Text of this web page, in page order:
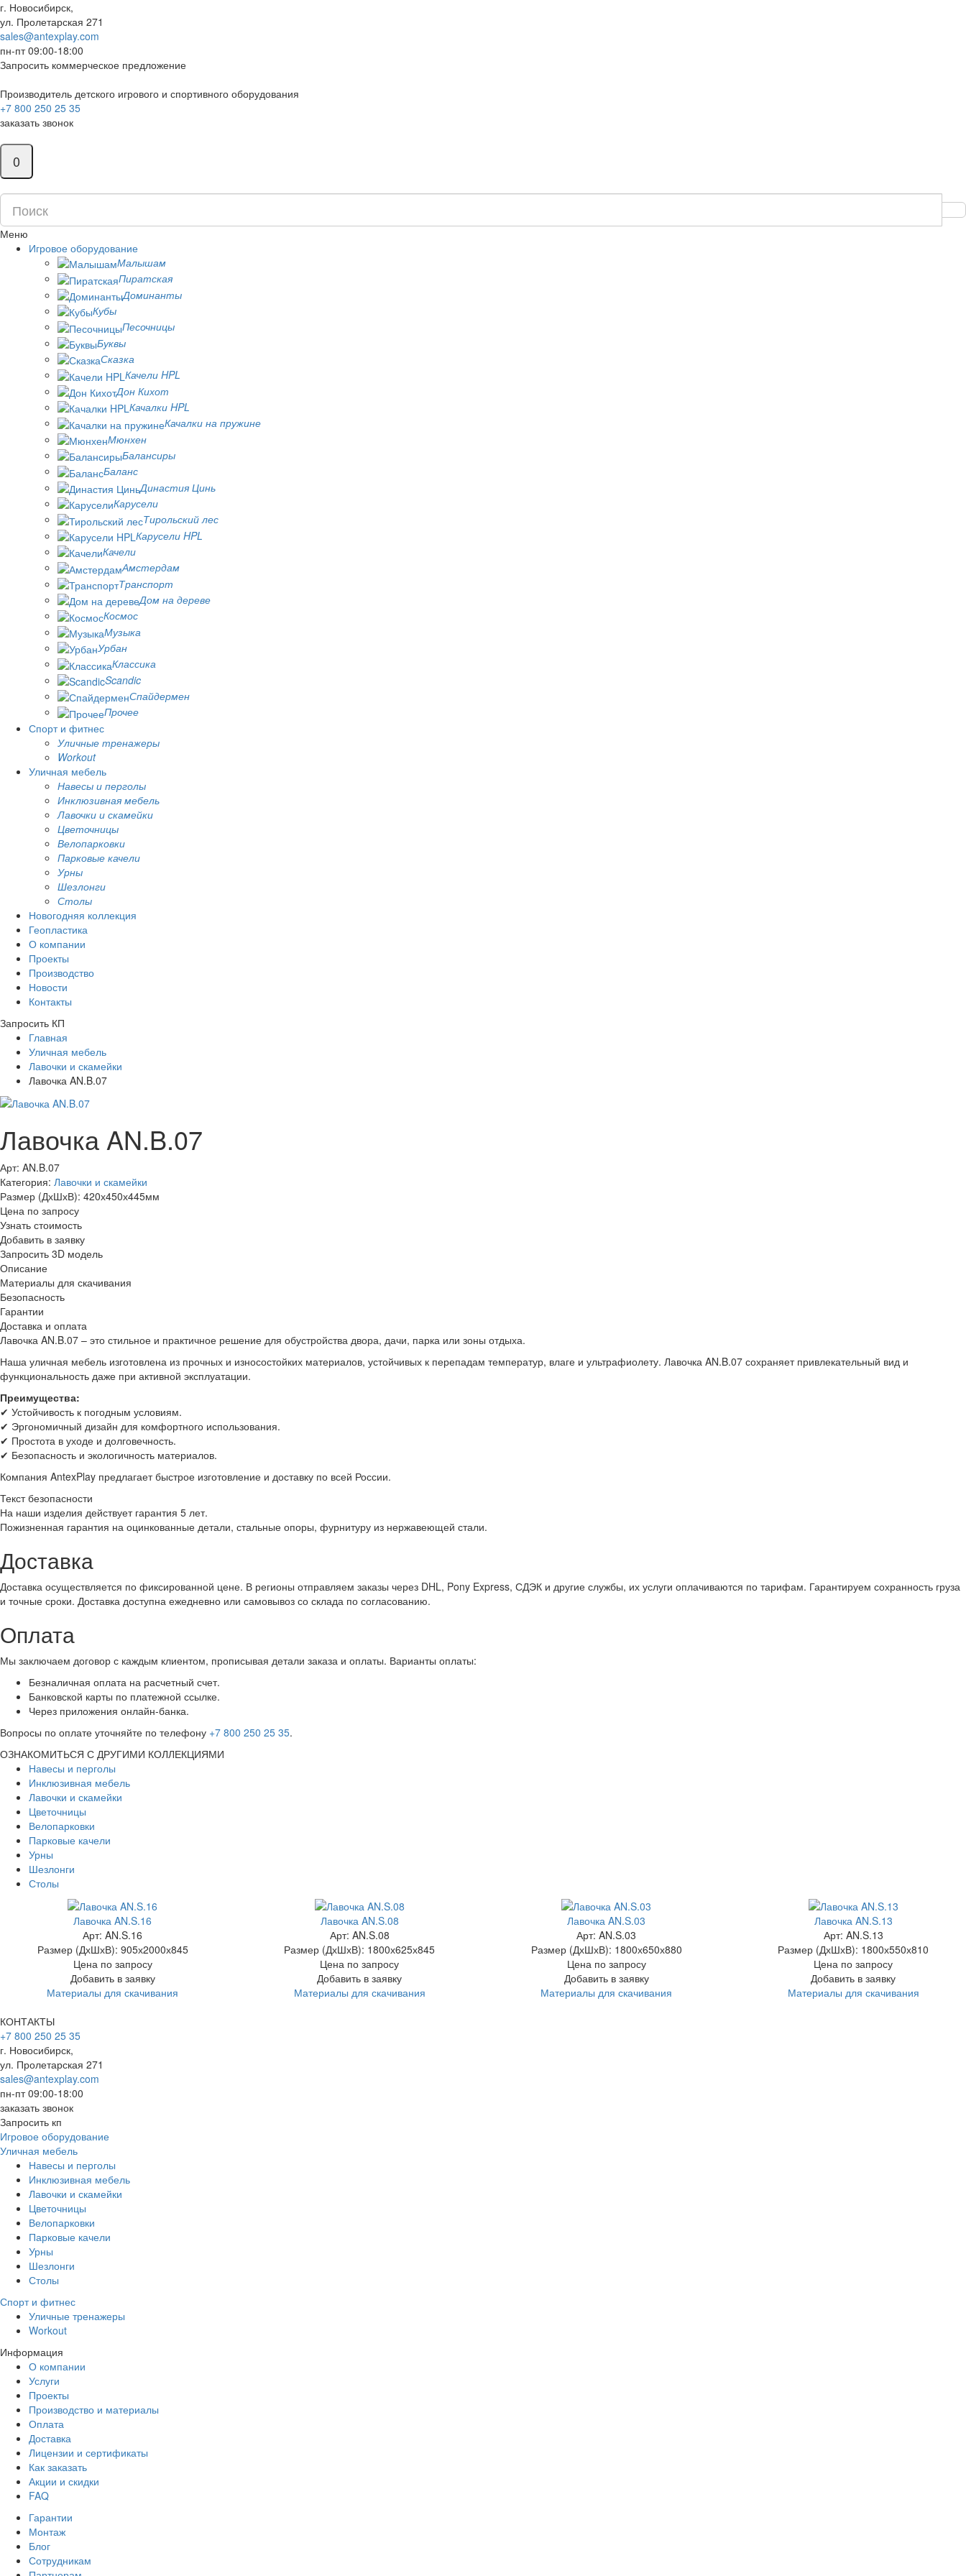
г. Новосибирск,
ул. Пролетарская 271
sales@antexplay.com
пн-пт 09:00-18:00
Запросить коммерческое предложение
Производитель детского игрового и спортивного оборудования
+7 800 250 25 35
заказать звонок
0
Меню
Игровое оборудование
Малышам
Пиратская
Доминанты
Кубы
Песочницы
Буквы
Сказка
Качели HPL
Дон Кихот
Качалки HPL
Качалки на пружине
Мюнхен
Балансиры
Баланс
Династия Цинь
Карусели
Тирольский лес
Карусели HPL
Качели
Амстердам
Транспорт
Дом на дереве
Космос
Музыка
Урбан
Классика
Scandic
Спайдермен
Прочее
Спорт и фитнес
Уличные тренажеры
Workout
Уличная мебель
Навесы и перголы
Инклюзивная мебель
Лавочки и скамейки
Цветочницы
Велопарковки
Парковые качели
Урны
Шезлонги
Столы
Новогодняя коллекция
Геопластика
О компании
Проекты
Производство
Новости
Контакты
Запросить КП
Главная
Уличная мебель
Лавочки и скамейки
Лавочка AN.B.07
Лавочка AN.B.07
Арт: AN.B.07
Категория: Лавочки и скамейки
Размер (ДхШхВ): 420х450х445мм
Цена по запросу
Узнать стоимость
Добавить в заявку
Запросить 3D модель
Описание
Материалы для скачивания
Безопасность
Гарантии
Доставка и оплата
Лавочка AN.B.07 – это стильное и практичное решение для обустройства двора, дачи, парка или зоны отдыха.
Наша уличная мебель изготовлена из прочных и износостойких материалов, устойчивых к перепадам температур, влаге и ультрафиолету. Лавочка AN.B.07 сохраняет привлекательный вид и
функциональность даже при активной эксплуатации.
Преимущества:
✔ Устойчивость к погодным условиям.
✔ Эргономичный дизайн для комфортного использования.
✔ Простота в уходе и долговечность.
✔ Безопасность и экологичность материалов.
Компания AntexPlay предлагает быстрое изготовление и доставку по всей России.
Текст безопасности
На наши изделия действует гарантия 5 лет.
Пожизненная гарантия на оцинкованные детали, стальные опоры, фурнитуру из нержавеющей стали.
Доставка
Доставка осуществляется по фиксированной цене. В регионы отправляем заказы через DHL, Pony Express, СДЭК и другие службы, их услуги оплачиваются по тарифам. Гарантируем сохранность груза
и точные сроки. Доставка доступна ежедневно или самовывоз со склада по согласованию.
Оплата
Мы заключаем договор с каждым клиентом, прописывая детали заказа и оплаты. Варианты оплаты:
Безналичная оплата на расчетный счет.
Банковской карты по платежной ссылке.
Через приложения онлайн-банка.
Вопросы по оплате уточняйте по телефону +7 800 250 25 35.
ОЗНАКОМИТЬСЯ С ДРУГИМИ КОЛЛЕКЦИЯМИ
Навесы и перголы
Инклюзивная мебель
Лавочки и скамейки
Цветочницы
Велопарковки
Парковые качели
Урны
Шезлонги
Столы
Лавочка AN.S.16
Арт: AN.S.16
Размер (ДхШхВ): 905х2000х845
Цена по запросу
Добавить в заявку
Материалы для скачивания
Лавочка AN.S.08
Арт: AN.S.08
Размер (ДхШхВ): 1800х625х845
Цена по запросу
Добавить в заявку
Материалы для скачивания
Лавочка AN.S.03
Арт: AN.S.03
Размер (ДхШхВ): 1800х650х880
Цена по запросу
Добавить в заявку
Материалы для скачивания
Лавочка AN.S.13
Арт: AN.S.13
Размер (ДхШхВ): 1800х550х810
Цена по запросу
Добавить в заявку
Материалы для скачивания
КОНТАКТЫ
+7 800 250 25 35
г. Новосибирск,
ул. Пролетарская 271
sales@antexplay.com
пн-пт 09:00-18:00
заказать звонок
Запросить кп
Игровое оборудование
Уличная мебель
Навесы и перголы
Инклюзивная мебель
Лавочки и скамейки
Цветочницы
Велопарковки
Парковые качели
Урны
Шезлонги
Столы
Спорт и фитнес
Уличные тренажеры
Workout
Информация
О компании
Услуги
Проекты
Производство и материалы
Оплата
Доставка
Лицензии и сертификаты
Как заказать
Акции и скидки
FAQ
Гарантии
Монтаж
Блог
Сотрудникам